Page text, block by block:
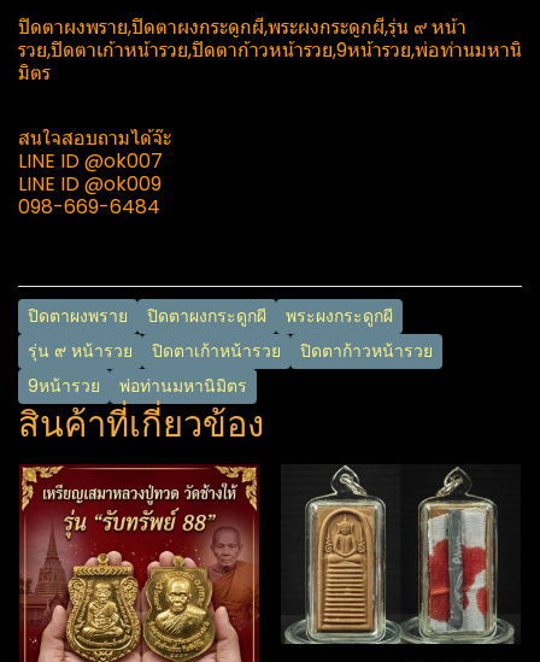
ปิดตาผงพราย,ปิดตาผงกระดูกผี,พระผงกระดูกผี,รุ่น ๙ หน้า
รวย,ปิดตาเก้าหน้ารวย,ปิดตาก้าวหน้ารวย,9หน้ารวย,พ่อท่านมหานิ​
มิตร​
สนใจสอบถามได้จ๊ะ
LINE​ ID​ @ok007​
LINE​ ID​ @ok009​
098-669-6484
ปิดตาผงพราย ปิดตาผงกระดูกผี
พระผงกระดูกผี
รุ่น ๙ หน้ารวย
ปิดตาเก้าหน้ารวย
ปิดตาก้าวหน้ารวย
9หน้ารวย
พ่อท่านมหานิ​มิตร​
สินค้าที่เกี่ยวข้อง